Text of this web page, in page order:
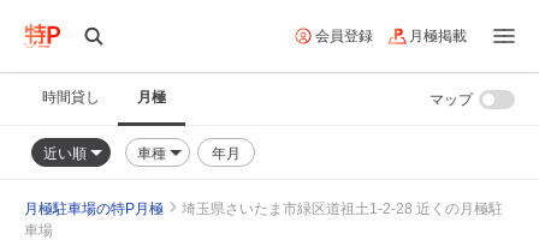
会員登録 月極掲載
時間貸し 月極
近い順 車種 年月
マップ
月極駐車場の特P月極
埼玉県さいたま市緑区道祖土1-2-28 近くの月極駐
車場